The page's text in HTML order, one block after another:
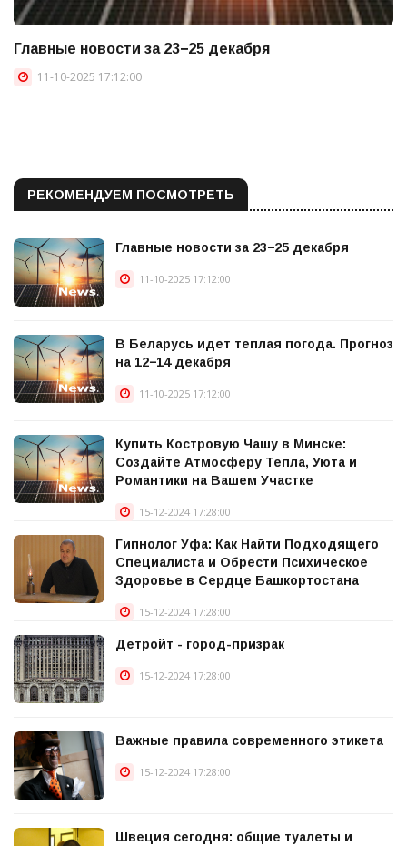
Главные новости за 23−25 декабря
11-10-2025 17:12:00
РЕКОМЕНДУЕМ ПОСМОТРЕТЬ
Главные новости за 23−25 декабря
11-10-2025 17:12:00
В Беларусь идет теплая погода. Прогноз
на 12−14 декабря
11-10-2025 17:12:00
Купить Костровую Чашу в Минске:
Создайте Атмосферу Тепла, Уюта и
Романтики на Вашем Участке
15-12-2024 17:28:00
Гипнолог Уфа: Как Найти Подходящего
Специалиста и Обрести Психическое
Здоровье в Сердце Башкортостана
15-12-2024 17:28:00
Детройт - город-призрак
15-12-2024 17:28:00
Важные правила современного этикета
15-12-2024 17:28:00
Швеция сегодня: общие туалеты и